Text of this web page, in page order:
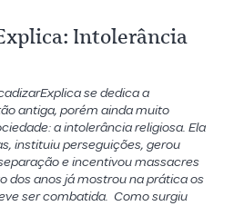
Intolerância
se dedica a
antiga, porém ainda muito
a intolerância religiosa. Ela
instituiu perseguições, gerou
e incentivou massacres
dos anos já mostrou na prática os
ser combatida. Como surgiu